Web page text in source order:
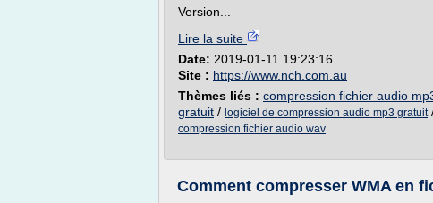
Version...
Lire la suite
Date: 2019-01-11 19:23:16
Site : https://www.nch.com.au
Thèmes liés : compression fichier audio
gratuit / logiciel de compression audio mp3 gratuit
compression fichier audio wav
Comment compresser WMA en